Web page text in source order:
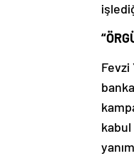
Fevzi
kabul